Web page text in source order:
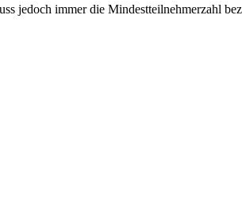
jedoch immer die Mindestteilnehmerzahl